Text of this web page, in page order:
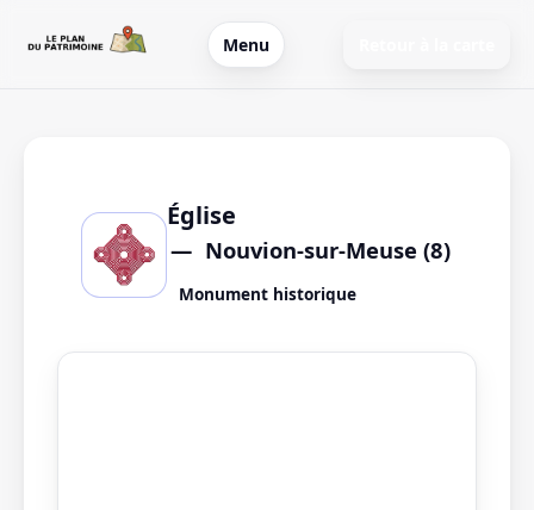
Menu
Église
Nouvion-sur-Meuse (8)
Monument historique